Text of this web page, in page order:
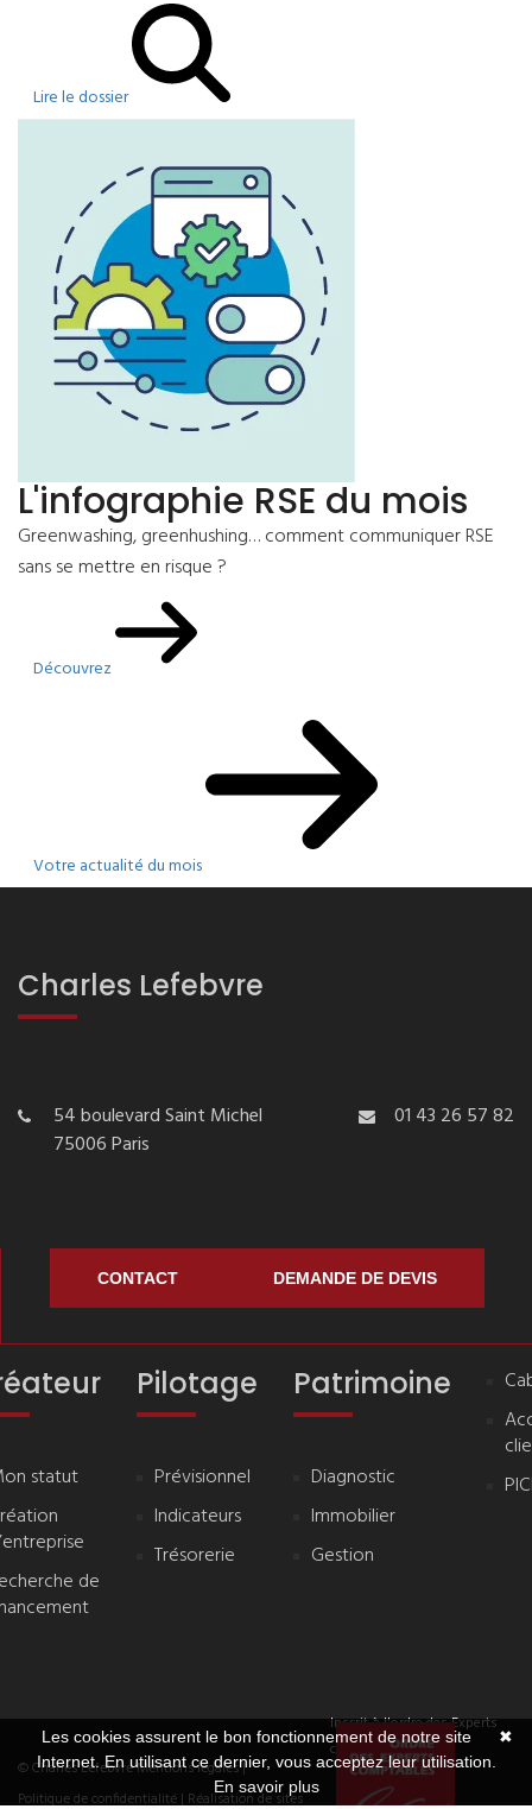
Lire le dossier
L'infographie RSE du mois
Greenwashing, greenhushing… comment communiquer RSE
sans se mettre en risque ?
Découvrez
Votre actualité du mois
Charles Lefebvre
54 boulevard Saint Michel
75006 Paris
01 43 26 57 82
CONTACT DEMANDE DE DEVIS
statut
de
Pilotage
Prévisionnel
Indicateurs
Trésorerie
Patrimoine
Diagnostic
Immobilier
Gestion
© Charles LefebvreMentions légales|
Politique de confidentialité| Réalisation de sites
Inscrit à l'ordre des Experts
comptables
✖
Les cookies assurent le bon fonctionnement de notre site
Internet. En utilisant ce dernier, vous acceptez leur utilisation.
En savoir plus